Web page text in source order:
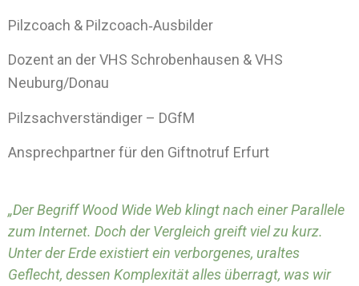
Pilzcoach & Pilzcoach‑Ausbilder
Dozent an der VHS Schrobenhausen & VHS
Neuburg/Donau
Pilzsachverständiger – DGfM
Ansprechpartner für den Giftnotruf Erfurt
„Der Begriff Wood Wide Web klingt nach einer Parallele
zum Internet. Doch der Vergleich greift viel zu kurz.
Unter der Erde existiert ein verborgenes, uraltes
Geflecht, dessen Komplexität alles überragt, was wir